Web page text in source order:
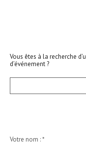
Vous êtes à la recherche
d’événement ?
Votre nom :*